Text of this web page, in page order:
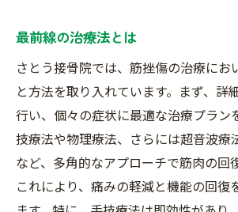
最前線の治療法とは
さとう接骨院では、筋挫傷の治療にお
と方法を取り入れています。まず、詳
行い、個々の症状に最適な治療プラン
技療法や物理療法、さらには超音波療
など、多角的なアプローチで筋肉の回
これにより、痛みの軽減と機能の回復